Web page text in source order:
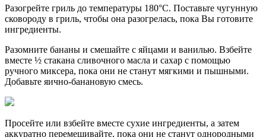
Разогрейте гриль до температуры 180°C. Поставьте чугунную
сковороду в гриль, чтобы она разогрелась, пока Вы готовите
ингредиенты.
Разомните бананы и смешайте с яйцами и ванилью.
вместе ½ стакана сливочного масла и сахар с помощью
ручного миксера, пока они не станут мягкими и пышными.
Добавьте яично-банановую смесь.
Просейте или взбейте вместе сухие ингредиенты, а затем
аккуратно перемешивайте, пока